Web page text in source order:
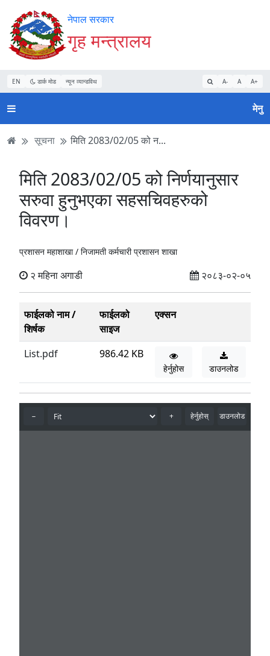
Accessibility
Mode
सुरु
गर्नुहोस्
सामाग्री
पढ्नुहाेस्
नेभिगेसन
पढ्नुहाेस्
वेबसाइट
खोजमा
जानुहोस्
नेपाल सरकार
गृह मन्त्रालय
EN डार्क मोड न्यून व्यान्डविथ A- A A+
मेनु
सूचना मिति 2083/02/05 को न...
मिति 2083/02/05 को निर्णयानुसार
सरुवा हुनुभएका सहसचिवहरुको
विवरण।
प्रशासन महाशाखा / निजामती कर्मचारी प्रशासन शाखा
२ महिना अगाडी २०८३-०२-०५
फाईलको नाम /
शिर्षक
फाईलको
साइज
एक्सन
List.pdf 986.42 KB
हेर्नुहोस डाउनलोड